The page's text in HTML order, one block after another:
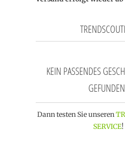
KEIN PASSENDES
Dann testen Sie unseren
SERVICE!